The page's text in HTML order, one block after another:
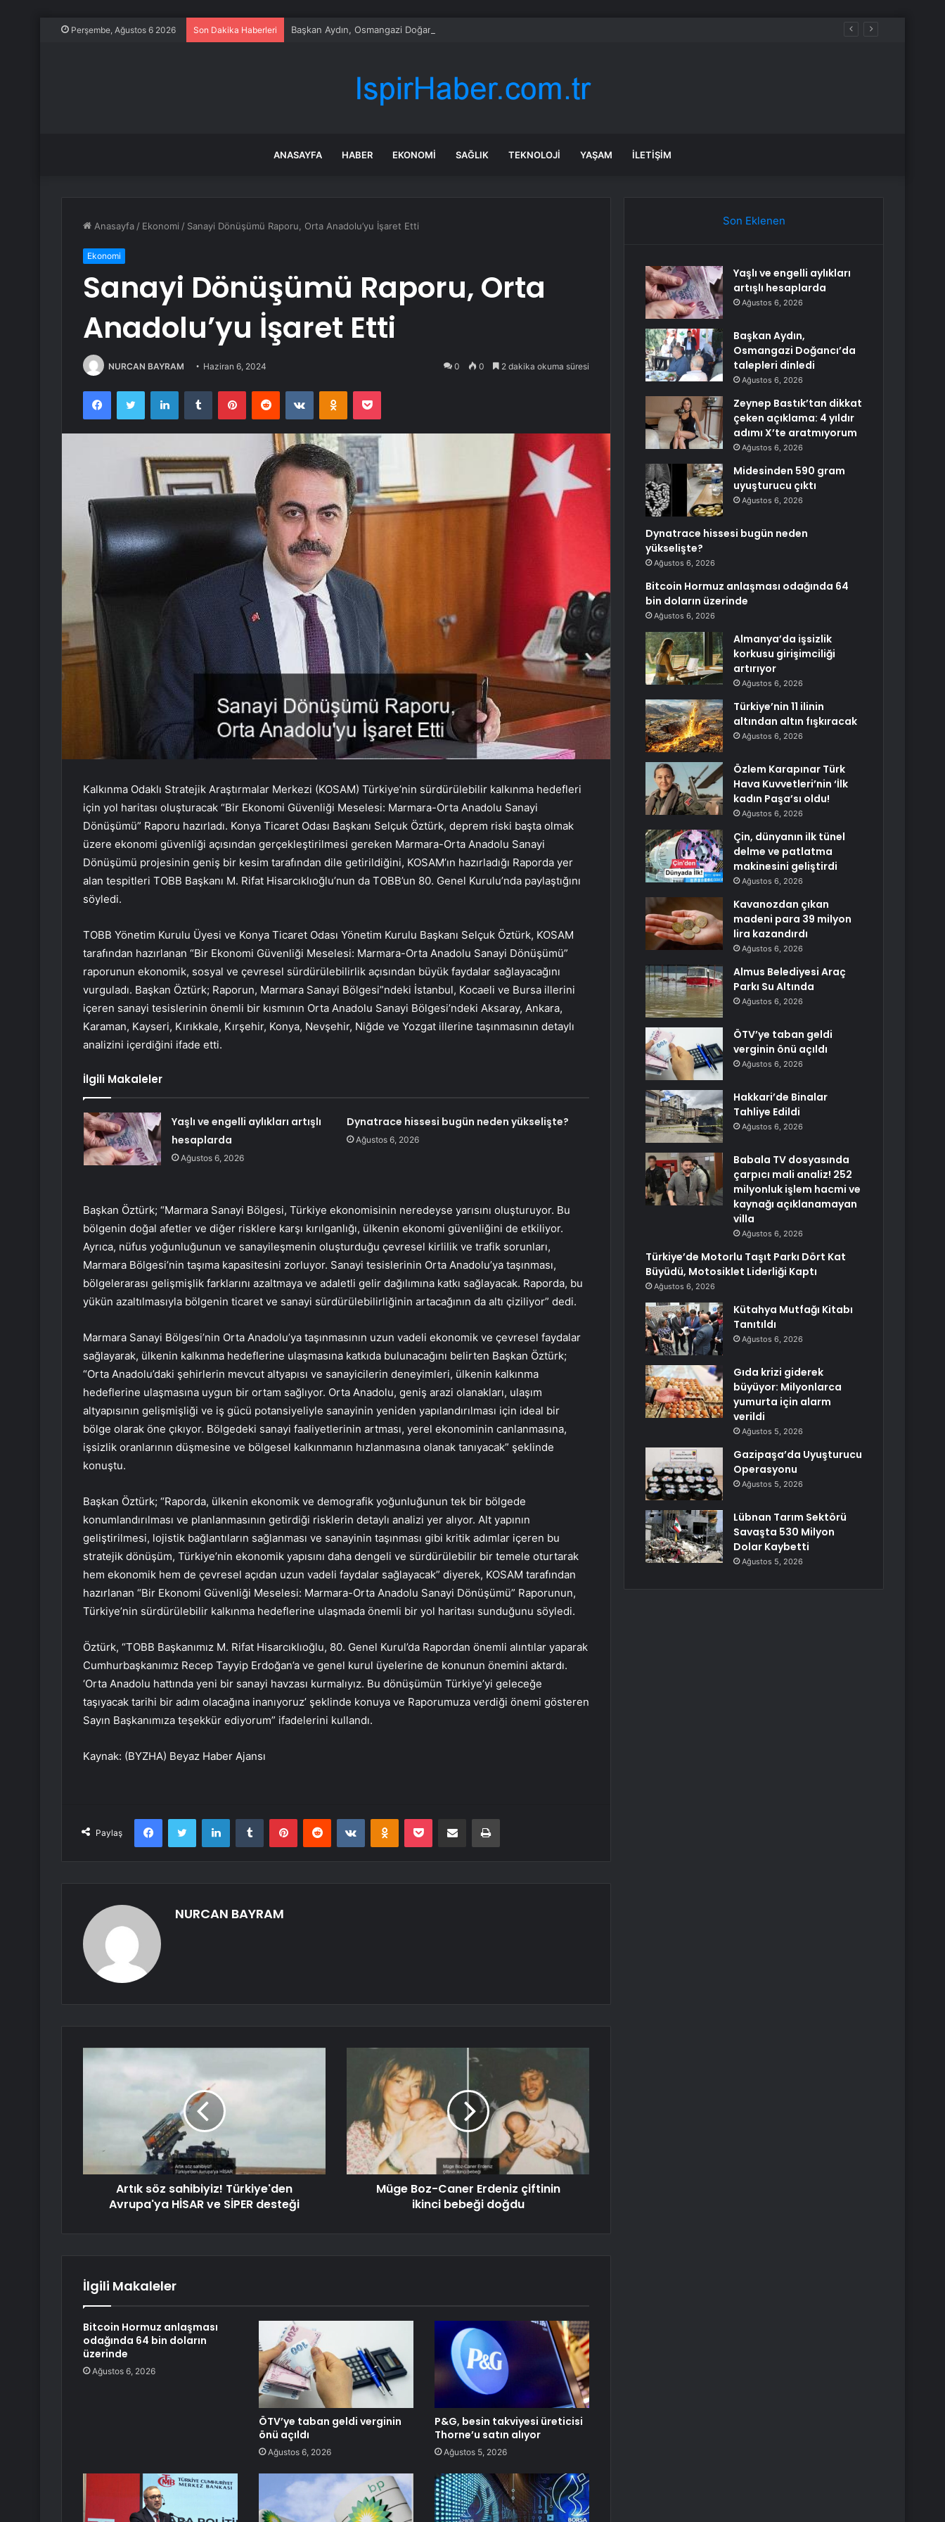
Perşembe, Ağustos 6 2026 Son Dakika Haberleri Başkan Aydın, Osmangazi Doğancı’da talepleri dinledi
ANASAYFA HABER EKONOMI SAĞLIK TEKNOLOJI YAŞAM İLETIŞIM
Anasayfa / Ekonomi / Sanayi Dönüşümü Raporu, Orta Anadolu’yu İşaret Etti
Ekonomi
Sanayi Dönüşümü Raporu, Orta
Anadolu’yu İşaret Etti
NURCAN BAYRAM Haziran 6, 2024 0 0 2 dakika okuma süresi
FacebookTwitter LinkedInTumblr PinterestReddit VKontakteOdnoklassniki
Pocket
Kalkınma Odaklı Stratejik Araştırmalar Merkezi (KOSAM) Türkiye’nin sürdürülebilir kalkınma hedefleri
için yol haritası oluşturacak “Bir Ekonomi Güvenliği Meselesi: Marmara-Orta Anadolu Sanayi
Dönüşümü” Raporu hazırladı. Konya Ticaret Odası Başkanı Selçuk Öztürk, deprem riski başta olmak
üzere ekonomi güvenliği açısından gerçekleştirilmesi gereken Marmara-Orta Anadolu Sanayi
Dönüşümü projesinin geniş bir kesim tarafından dile getirildiğini, KOSAM’ın hazırladığı Raporda yer
alan tespitleri TOBB Başkanı M. Rifat Hisarcıklıoğlu’nun da TOBB’un 80. Genel Kurulu’nda paylaştığını
söyledi.
TOBB Yönetim Kurulu Üyesi ve Konya Ticaret Odası Yönetim Kurulu Başkanı Selçuk Öztürk, KOSAM
tarafından hazırlanan “Bir Ekonomi Güvenliği Meselesi: Marmara-Orta Anadolu Sanayi Dönüşümü”
raporunun ekonomik, sosyal ve çevresel sürdürülebilirlik açısından büyük faydalar sağlayacağını
vurguladı. Başkan Öztürk; Raporun, Marmara Sanayi Bölgesi”ndeki İstanbul, Kocaeli ve Bursa illerini
içeren sanayi tesislerinin önemli bir kısmının Orta Anadolu Sanayi Bölgesi’ndeki Aksaray, Ankara,
Karaman, Kayseri, Kırıkkale, Kırşehir, Konya, Nevşehir, Niğde ve Yozgat illerine taşınmasının detaylı
analizini içerdiğini ifade etti.
İlgili Makaleler
Yaşlı ve engelli aylıkları artışlı
hesaplarda
Ağustos 6, 2026
Dynatrace hissesi bugün neden yükselişte?
Ağustos 6, 2026
Başkan Öztürk; “Marmara Sanayi Bölgesi, Türkiye ekonomisinin neredeyse yarısını oluşturuyor. Bu
bölgenin doğal afetler ve diğer risklere karşı kırılganlığı, ülkenin ekonomi güvenliğini de etkiliyor.
Ayrıca, nüfus yoğunluğunun ve sanayileşmenin oluşturduğu çevresel kirlilik ve trafik sorunları,
Marmara Bölgesi’nin taşıma kapasitesini zorluyor. Sanayi tesislerinin Orta Anadolu’ya taşınması,
bölgelerarası gelişmişlik farklarını azaltmaya ve adaletli gelir dağılımına katkı sağlayacak. Raporda, bu
yükün azaltılmasıyla bölgenin ticaret ve sanayi sürdürülebilirliğinin artacağının da altı çiziliyor” dedi.
Marmara Sanayi Bölgesi’nin Orta Anadolu’ya taşınmasının uzun vadeli ekonomik ve çevresel faydalar
sağlayarak, ülkenin kalkınma hedeflerine ulaşmasına katkıda bulunacağını belirten Başkan Öztürk;
“Orta Anadolu’daki şehirlerin mevcut altyapısı ve sanayicilerin deneyimleri, ülkenin kalkınma
hedeflerine ulaşmasına uygun bir ortam sağlıyor. Orta Anadolu, geniş arazi olanakları, ulaşım
altyapısının gelişmişliği ve iş gücü potansiyeliyle sanayinin yeniden yapılandırılması için ideal bir
bölge olarak öne çıkıyor. Bölgedeki sanayi faaliyetlerinin artması, yerel ekonominin canlanmasına,
işsizlik oranlarının düşmesine ve bölgesel kalkınmanın hızlanmasına olanak tanıyacak” şeklinde
konuştu.
Başkan Öztürk; “Raporda, ülkenin ekonomik ve demografik yoğunluğunun tek bir bölgede
konumlandırılması ve planlanmasının getirdiği risklerin detaylı analizi yer alıyor. Alt yapının
geliştirilmesi, lojistik bağlantıların sağlanması ve sanayinin taşınması gibi kritik adımlar içeren bu
stratejik dönüşüm, Türkiye’nin ekonomik yapısını daha dengeli ve sürdürülebilir bir temele oturtarak
hem ekonomik hem de çevresel açıdan uzun vadeli faydalar sağlayacak” diyerek, KOSAM tarafından
hazırlanan “Bir Ekonomi Güvenliği Meselesi: Marmara-Orta Anadolu Sanayi Dönüşümü” Raporunun,
Türkiye’nin sürdürülebilir kalkınma hedeflerine ulaşmada önemli bir yol haritası sunduğunu söyledi.
Öztürk, “TOBB Başkanımız M. Rifat Hisarcıklıoğlu, 80. Genel Kurul’da Rapordan önemli alıntılar yaparak
Cumhurbaşkanımız Recep Tayyip Erdoğan’a ve genel kurul üyelerine de konunun önemini aktardı.
‘Orta Anadolu hattında yeni bir sanayi havzası kurmalıyız. Bu dönüşümün Türkiye’yi geleceğe
taşıyacak tarihi bir adım olacağına inanıyoruz’ şeklinde konuya ve Raporumuza verdiği önemi gösteren
Sayın Başkanımıza teşekkür ediyorum” ifadelerini kullandı.
Kaynak: (BYZHA) Beyaz Haber Ajansı
Paylaş
FacebookTwitter LinkedInTumblr PinterestReddit VKontakteOdnoklassniki
Pocket E-Posta ile paylaş Yazdır
NURCAN BAYRAM
Artık söz sahibiyiz! Türkiye'den
Avrupa'ya HİSAR ve SİPER desteği
Müge Boz-Caner Erdeniz çiftinin
ikinci bebeği doğdu
İlgili Makaleler
Bitcoin Hormuz anlaşması
odağında 64 bin doların
üzerinde
Ağustos 6, 2026
ÖTV’ye taban geldi verginin
önü açıldı
Ağustos 6, 2026
P&G, besin takviyesi üreticisi
Thorne’u satın alıyor
Ağustos 5, 2026
Son Eklenen
Yaşlı ve engelli aylıkları
artışlı hesaplarda
Ağustos 6, 2026
Başkan Aydın,
Osmangazi Doğancı’da
talepleri dinledi
Ağustos 6, 2026
Zeynep Bastık’tan dikkat
çeken açıklama: 4 yıldır
adımı X’te aratmıyorum
Ağustos 6, 2026
Midesinden 590 gram
uyuşturucu çıktı
Ağustos 6, 2026
Dynatrace hissesi bugün neden
yükselişte?
Ağustos 6, 2026
Bitcoin Hormuz anlaşması odağında 64
bin doların üzerinde
Ağustos 6, 2026
Almanya’da işsizlik
korkusu girişimciliği
artırıyor
Ağustos 6, 2026
Türkiye’nin 11 ilinin
altından altın fışkıracak
Ağustos 6, 2026
Özlem Karapınar Türk
Hava Kuvvetleri’nin ‘İlk
kadın Paşa’sı oldu!
Ağustos 6, 2026
Çin, dünyanın ilk tünel
delme ve patlatma
makinesini geliştirdi
Ağustos 6, 2026
Kavanozdan çıkan
madeni para 39 milyon
lira kazandırdı
Ağustos 6, 2026
Almus Belediyesi Araç
Parkı Su Altında
Ağustos 6, 2026
ÖTV’ye taban geldi
verginin önü açıldı
Ağustos 6, 2026
Hakkari’de Binalar
Tahliye Edildi
Ağustos 6, 2026
Babala TV dosyasında
çarpıcı mali analiz! 252
milyonluk işlem hacmi ve
kaynağı açıklanamayan
villa
Ağustos 6, 2026
Türkiye’de Motorlu Taşıt Parkı Dört Kat
Büyüdü, Motosiklet Liderliği Kaptı
Ağustos 6, 2026
Kütahya Mutfağı Kitabı
Tanıtıldı
Ağustos 6, 2026
Gıda krizi giderek
büyüyor: Milyonlarca
yumurta için alarm
verildi
Ağustos 5, 2026
Gazipaşa’da Uyuşturucu
Operasyonu
Ağustos 5, 2026
Lübnan Tarım Sektörü
Savaşta 530 Milyon
Dolar Kaybetti
Ağustos 5, 2026